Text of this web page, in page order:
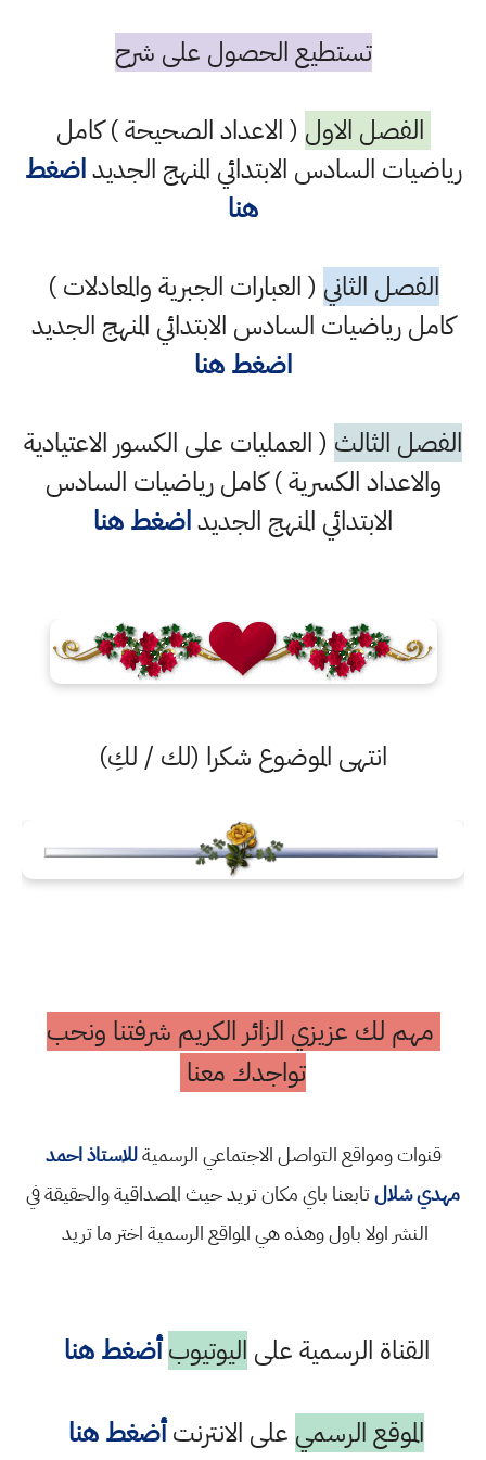
تستطيع الحصول على شرح
الفصل الاول ( الاعداد الصحيحة ) كامل
رياضيات السادس الابتدائي المنهج الجديداضغط
هنا
الفصل الثاني ( العبارات الجبرية والمعادلات )
كامل رياضيات السادس الابتدائي المنهج الجديد
اضغط هنا
الفصل الثالث ( العمليات على الكسور الاعتيادية
والاعداد الكسرية ) كامل رياضيات السادس
الابتدائي المنهج الجديداضغط هنا
انتهى الموضوع شكرا (لك / لكِ)
مهم لك عزيزي الزائر الكريم شرفتنا ونحب
تواجدك معنا
قنوات ومواقع التواصل الاجتماعي الرسميةللاستاذ احمد
مهدي شلالتابعنا باي مكان تريد حيث المصداقية والحقيقة في
النشر اولا باول وهذه هي المواقع الرسمية اختر ما تريد
القناة الرسمية على اليوتيوب أضغط هنا
الموقع الرسمي على الانترنتأضغط هنا